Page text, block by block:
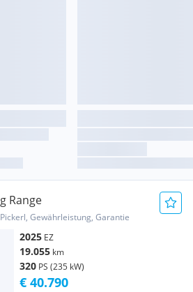
Range
Gewährleistung, Garantie
2025 EZ
19.055 km
320 PS (235 kW)
€ 40.790